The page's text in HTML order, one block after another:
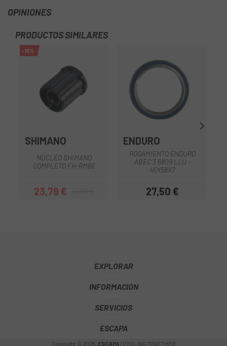
OPINIONES
PRODUCTOS SIMILARES
-15%
SHIMANO
NÚCLEO SHIMANO
COMPLETO FH-RM66
Precio
23,79 €Precio regular
ENDURO
RODAMIENTO ENDURO
ABEC 3 6809 LLU -
45X58X7
Precio
27,50 €
EXPLORAR
INFORMACIÓN
SERVICIOS
ESCAPA
Copyright © 2026, ESCAPA | CYCLING TOGETHER